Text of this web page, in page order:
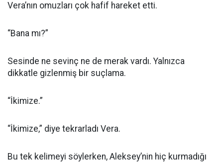
Vera’nın omuzları çok hafif hareket etti.
“Bana mı?”
Sesinde ne sevinç ne de merak vardı. Yalnızca
dikkatle gizlenmiş bir suçlama.
“İkimize.”
“İkimize,” diye tekrarladı Vera.
Bu tek kelimeyi söylerken, Aleksey’nin hiç kurmadığı